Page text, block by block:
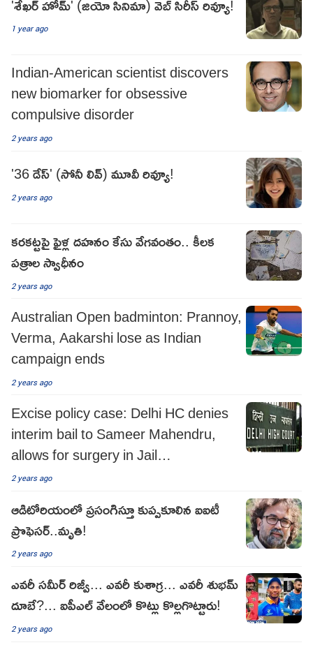
1 year ago
Indian-American scientist discovers
new biomarker for obsessive
compulsive disorder
2 years ago
'36 డేస్' (సోనీ లివ్) మూవీ రివ్యూ!
2 years ago
కరకట్టపై ఫైళ్ల దహనం కేసు వేగవంతం.. కీలక
పత్రాల స్వాధీనం
2 years ago
Australian Open badminton: Prannoy,
Verma, Aakarshi lose as Indian
campaign ends
2 years ago
Excise policy case: Delhi HC denies
interim bail to Sameer Mahendru,
allows for surgery in Jail
Superintendent's custody
2 years ago
ఆడిటోరియంలో ప్రసంగిస్తూ కుప్పకూలిన ఐఐటీ
ప్రొఫెసర్..మృతి!
2 years ago
ఎవరీ సమీర్ రిజ్వీ... ఎవరీ కుశాగ్ర... ఎవరీ శుభమ్
దూబే?... ఐపీఎల్ వేలంలో కొట్లు కొల్లగొట్టారు!
2 years ago